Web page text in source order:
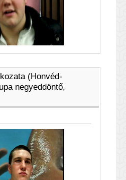
(Honvéd-
negyeddöntő,